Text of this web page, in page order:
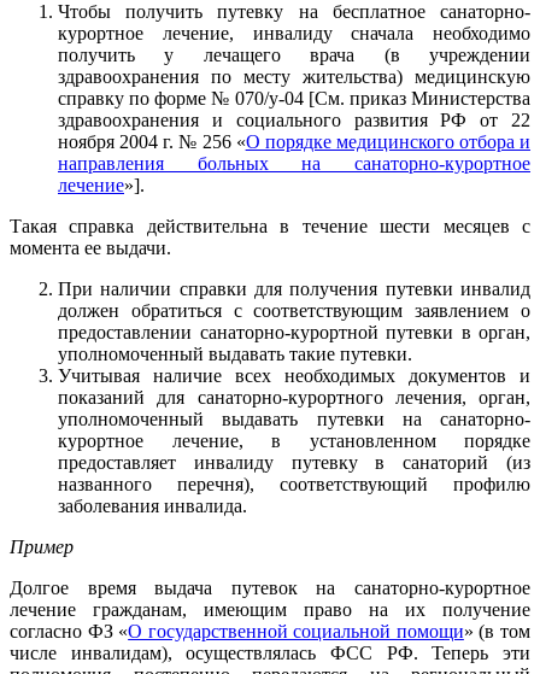
Чтобы получить путевку на бесплатное санаторно-
курортное лечение, инвалиду сначала необходимо
получить у лечащего врача (в учреждении
здравоохранения по месту жительства) медицинскую
справку по форме № 070/у-04 [См. приказ Министерства
здравоохранения и социального развития РФ от 22
ноября 2004 г. № 256 «О порядке медицинского отбора и
направления больных на санаторно-курортное
лечение»].
Такая справка действительна в течение шести месяцев с
момента ее выдачи.
При наличии справки для получения путевки инвалид
должен обратиться с соответствующим заявлением о
предоставлении санаторно-курортной путевки в орган,
уполномоченный выдавать такие путевки.
Учитывая наличие всех необходимых документов и
показаний для санаторно-курортного лечения, орган,
уполномоченный выдавать путевки на санаторно-
курортное лечение, в установленном порядке
предоставляет инвалиду путевку в санаторий (из
названного перечня), соответствующий профилю
заболевания инвалида.
Пример
Долгое время выдача путевок на санаторно-курортное
лечение гражданам, имеющим право на их получение
согласно ФЗ «О государственной социальной помощи» (в том
числе инвалидам), осуществлялась ФСС РФ. Теперь эти